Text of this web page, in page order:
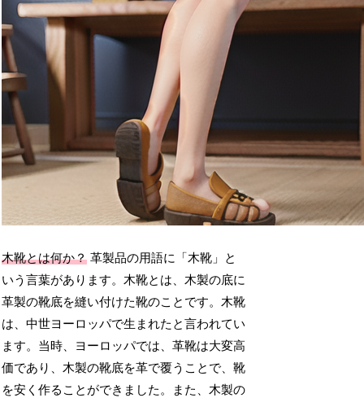
木靴とは何か？ 革製品の用語に「木靴」と
いう言葉があります。木靴とは、木製の底に
革製の靴底を縫い付けた靴のことです。木靴
は、中世ヨーロッパで生まれたと言われてい
ます。当時、ヨーロッパでは、革靴は大変高
価であり、木製の靴底を革で覆うことで、靴
を安く作ることができました。また、木製の